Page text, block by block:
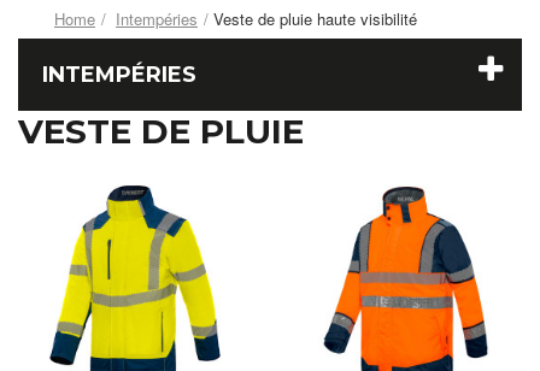
Home Intempéries Veste de pluie haute visibilité
INTEMPÉRIES
VESTE DE PLUIE